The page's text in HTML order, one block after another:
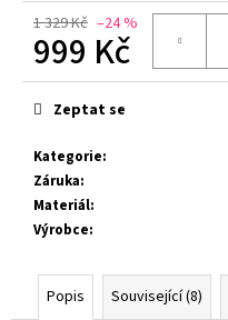
1 329 Kč –24 %
999 Kč
Měrná
cena:
Kategorie:
Záruka:
Materiál:
Výrobce:
Zeptat se
Popis Související (8)
PÁR
89
Kč
Původně:
359
Kč